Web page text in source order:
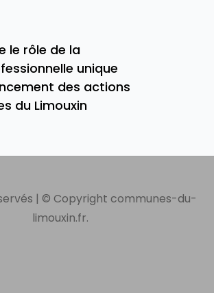
le rôle de la
unique
des actions
du Limouxin
| © Copyright communes-du-
limouxin.fr.